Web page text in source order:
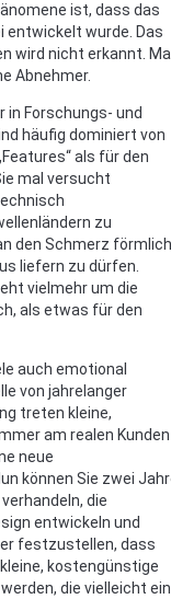
ist, dass das
entwickelt wurde. Das
wird nicht erkannt.
Abnehmer.
in Forschungs- und
häufig dominiert von
als für den
mal versucht
zu
den Schmerz förmlich
liefern zu dürfen.
vielmehr um die
als etwas für den
auch emotional
von jahrelanger
treten kleine,
am realen Kunden
neue
können Sie zwei
die
entwickeln und
festzustellen, dass
kostengünstige
die vielleicht ein